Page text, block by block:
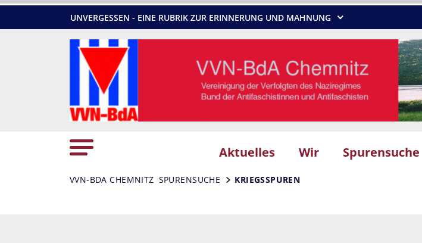
UNVERGESSEN - EINE RUBRIK ZUR ERINNERUNG UND MAHNUNG
Aktuelles Wir Spurensuche
VVN-BDA CHEMNITZ SPURENSUCHE KRIEGSSPUREN